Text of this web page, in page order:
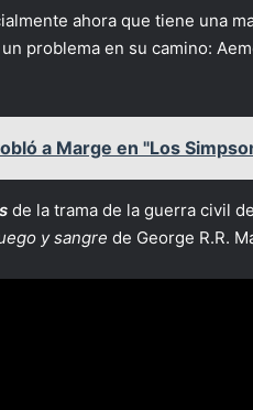
ahora que tiene una
problema en su camino:
a Marge en "Los
de la trama de la guerra civil
y sangre de George R.R.